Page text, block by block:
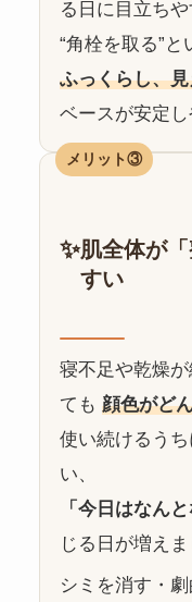
る日に目立ち
“角栓を取る”と
ふっくらし、
ベースが安定し
メリット③
✨肌全体が
すい
寝不足や乾燥
ても 顔色がど
使い続けるう
い、
「今日はなん
じる日が増えま
シミを消す・